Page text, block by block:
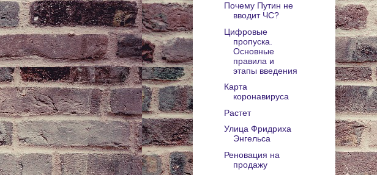
Почему Путин не
вводит ЧС?
Цифровые
пропуска.
Основные
правила и
этапы введения
Карта
коронавируса
Растет
Улица Фридриха
Энгельса
Реновация на
продажу